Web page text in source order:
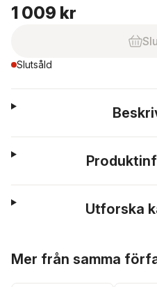
1 009 kr
Slutsåld
Utforska
Mer från samma